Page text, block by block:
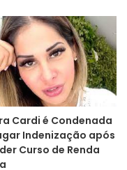
Cardi é Condenada
Indenização após
Curso de Renda